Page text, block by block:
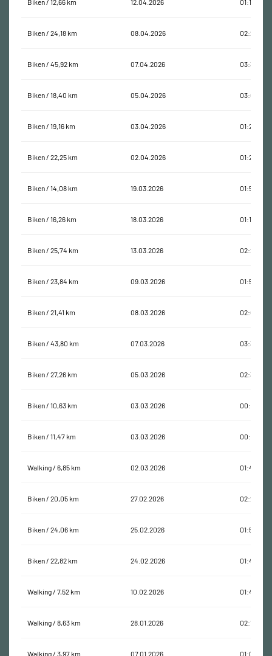
Biken / 12,66 km 12.04.2026 01:11:28
Biken / 24,18 km 08.04.2026 02:29:16
Biken / 45,92 km 07.04.2026 03:39:59
Biken / 18,40 km 05.04.2026 03:03:38
Biken / 19,16 km 03.04.2026 01:27:07
Biken / 22,25 km 02.04.2026 01:29:20
Biken / 14,08 km 19.03.2026 01:56:10
Biken / 16,26 km 18.03.2026 01:17:55
Biken / 25,74 km 13.03.2026 02:24:52
Biken / 23,84 km 09.03.2026 01:53:30
Biken / 21,41 km 08.03.2026 02:04:52
Biken / 43,80 km 07.03.2026 03:34:00
Biken / 27,26 km 05.03.2026 02:32:20
Biken / 10,63 km 03.03.2026 00:59:00
Biken / 11,47 km 03.03.2026 00:50:38
Walking / 6,85 km 02.03.2026 01:49:33
Biken / 20,05 km 27.02.2026 02:27:10
Biken / 24,06 km 25.02.2026 01:50:25
Biken / 22,82 km 24.02.2026 01:40:29
Walking / 7,52 km 10.02.2026 01:43:41
Walking / 8,63 km 28.01.2026 02:13:24
Walking / 3,97 km 07.01.2026 01:01:14